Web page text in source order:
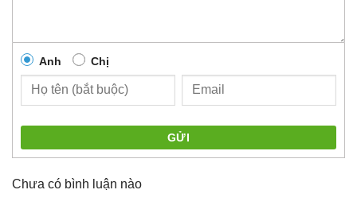
Anh Chị
GỬI
Chưa có bình luận nào